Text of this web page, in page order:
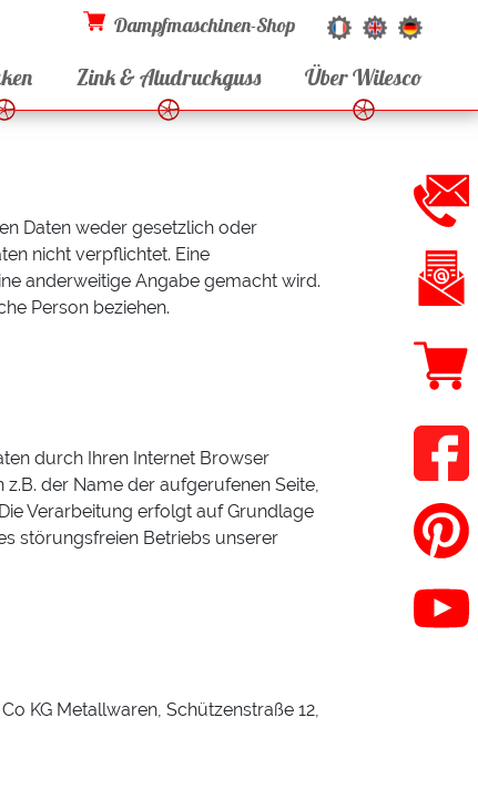
Zink & Aludruckguss Über Wilesco
Dampfmaschinen-Shop
Daten weder gesetzlich oder
nicht verpflichtet. Eine
anderweitige Angabe gemacht wird.
Person beziehen.
durch Ihren Internet Browser
der Name der aufgerufenen Seite,
Verarbeitung erfolgt auf Grundlage
störungsfreien Betriebs unserer
KG Metallwaren, Schützenstraße 12,